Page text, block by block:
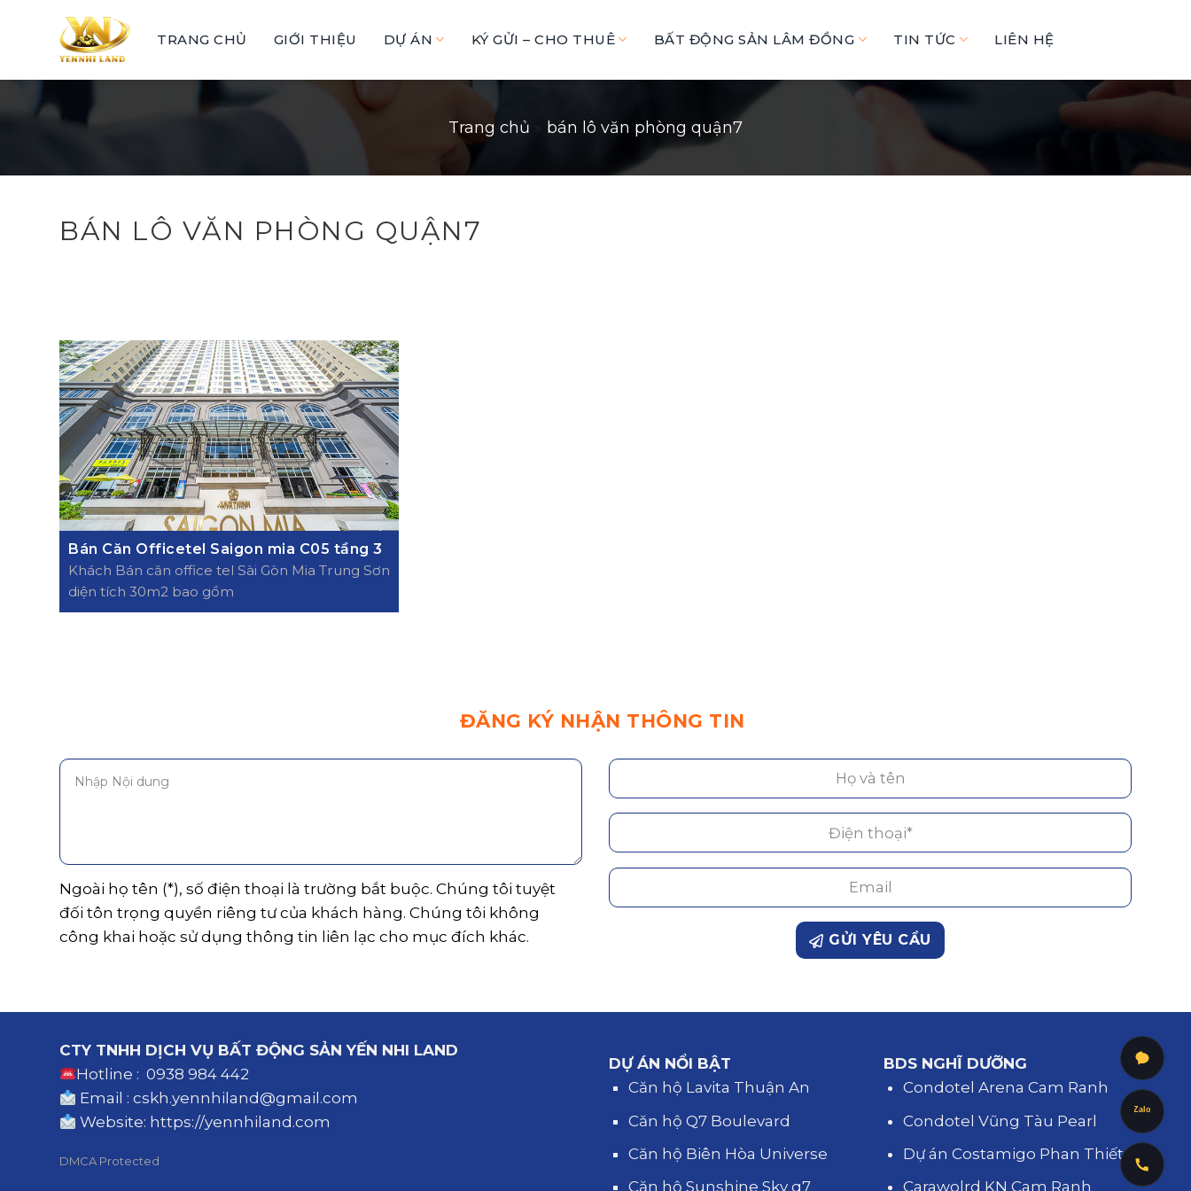
content
TRANG CHỦ GIỚI THIỆU DỰ ÁN KÝ GỬI – CHO THUÊ BẤT ĐỘNG SẢN LÂM ĐỒNG TIN TỨC LIÊN HỆ
Trang chủ » bán lô văn phòng quận7
BÁN LÔ VĂN PHÒNG QUẬN7
Bán Căn Officetel Saigon mia C05 tầng 3
Khách Bán căn office tel Sài Gòn Mia Trung Sơn
diện tích 30m2 bao gồm
ĐĂNG KÝ NHẬN THÔNG TIN
Ngoài họ tên (*), số điện thoại là trường bắt buộc. Chúng tôi tuyệt
đối tôn trọng quyền riêng tư của khách hàng. Chúng tôi không
công khai hoặc sử dụng thông tin liên lạc cho mục đích khác.
GỬI YÊU CẦU
CTY TNHH DỊCH VỤ BẤT ĐỘNG SẢN YẾN NHI LAND
Hotline : 0938 984 442
Email : cskh.yennhiland@gmail.com
Website: https://yennhiland.com
DMCA Protected
DỰ ÁN NỔI BẬT
Căn hộ Lavita Thuận An
Căn hộ Q7 Boulevard
Căn hộ Biên Hòa Universe
Căn hộ Sunshine Sky q7
BDS NGHĨ DƯỠNG
Condotel Arena Cam Ranh
Condotel Vũng Tàu Pearl
Dự án Costamigo Phan Thiết
Carawolrd KN Cam Ranh
Zalo